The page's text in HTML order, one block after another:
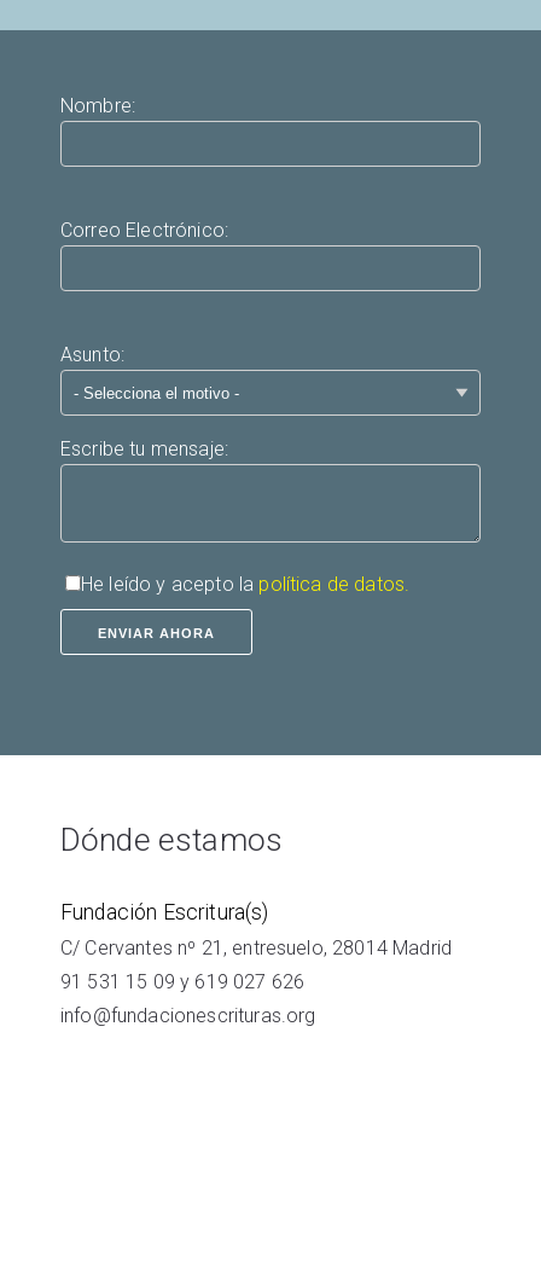
Nombre:
Correo Electrónico:
Asunto:
Escribe tu mensaje:
He leído y acepto la política de datos.
Dónde estamos
Fundación Escritura(s)
C/ Cervantes nº 21, entresuelo, 28014 Madrid
91 531 15 09 y 619 027 626
info@fundacionescrituras.org